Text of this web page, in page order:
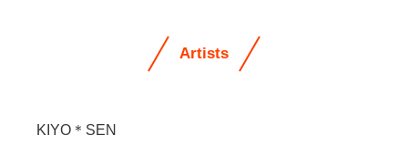
Artists
KIYO＊SEN